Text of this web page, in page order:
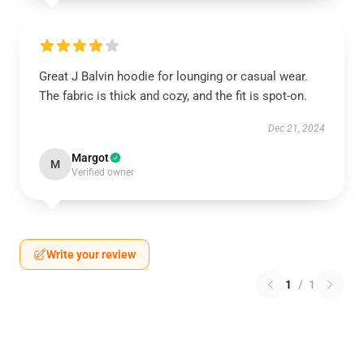
Great J Balvin hoodie for lounging or casual wear.
The fabric is thick and cozy, and the fit is spot-on.
Dec 21, 2024
M Margot
Verified owner
Write your review
1 / 1